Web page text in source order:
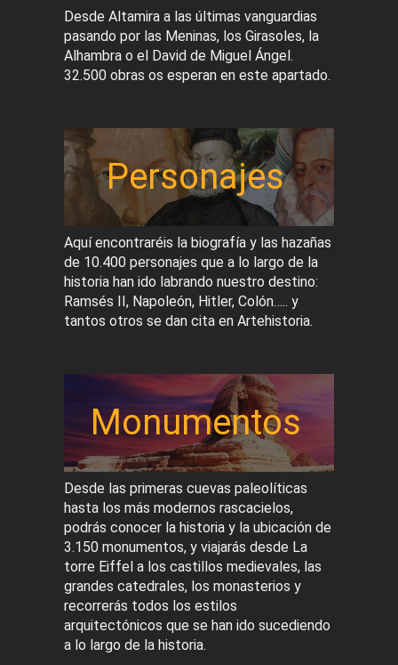
Desde Altamira a las últimas vanguardias
pasando por las Meninas, los Girasoles, la
Alhambra o el David de Miguel Ángel.
32.500 obras os esperan en este apartado.
Personajes
Aquí encontraréis la biografía y las hazañas
de 10.400 personajes que a lo largo de la
historia han ido labrando nuestro destino:
Ramsés II, Napoleón, Hitler, Colón….. y
tantos otros se dan cita en Artehistoria.
Monumentos
Desde las primeras cuevas paleolíticas
hasta los más modernos rascacielos,
podrás conocer la historia y la ubicación de
3.150 monumentos, y viajarás desde La
torre Eiffel a los castillos medievales, las
grandes catedrales, los monasterios y
recorrerás todos los estilos
arquitectónicos que se han ido sucediendo
a lo largo de la historia.